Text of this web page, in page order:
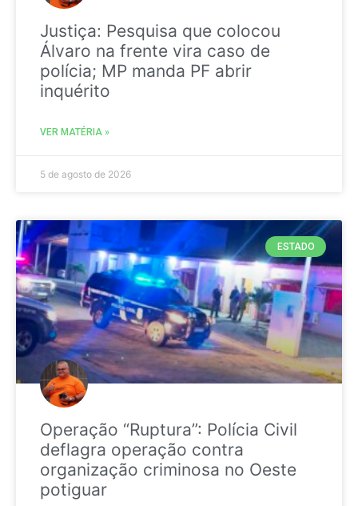
Justiça: Pesquisa que colocou
Álvaro na frente vira caso de
polícia; MP manda PF abrir
inquérito
VER MATÉRIA »
5 de agosto de 2026
ESTADO
Operação “Ruptura”: Polícia Civil
deflagra operação contra
organização criminosa no Oeste
potiguar